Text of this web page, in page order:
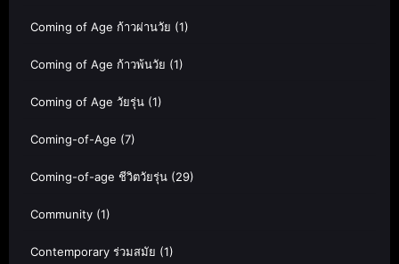
Coming of Age ก้าวผ่านวัย (1)
Coming of Age ก้าวพ้นวัย (1)
Coming of Age วัยรุ่น (1)
Coming-of-Age (7)
Coming-of-age ชีวิตวัยรุ่น (29)
Community (1)
Contemporary ร่วมสมัย (1)